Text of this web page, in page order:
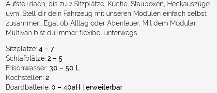
Aufstelldach, bis zu 7 Sitzplätze, Küche, Stauboxen, Heckauszüge
uvm. Stell dir dein Fahrzeug mit unseren Modulen einfach selbst
zusammen. Egal ob Alltag oder Abenteuer, Mit dem Modular
Multivan bist du immer flexibel unterwegs.
Sitzplätze: 4 – 7
Schlafplätze: 2 – 5
Frischwasser: 30 – 50 L
Kochstellen: 2
Boardbatterie: ​​​​​​​0 – 40aH | erweiterbar